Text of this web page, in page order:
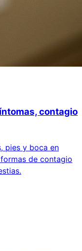
contagio
pies y boca en
de contagio